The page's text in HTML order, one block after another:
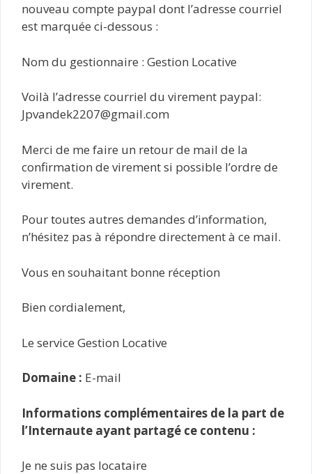
nouveau compte paypal dont l’adresse courriel
est marquée ci-dessous :
Nom du gestionnaire : Gestion Locative
Voilà l’adresse courriel du virement paypal:
Jpvandek2207@gmail.com
Merci de me faire un retour de mail de la
confirmation de virement si possible l’ordre de
virement.
Pour toutes autres demandes d’information,
n’hésitez pas à répondre directement à ce mail.
Vous en souhaitant bonne réception
Bien cordialement,
Le service Gestion Locative
Domaine : E-mail
Informations complémentaires de la part de
l’Internaute ayant partagé ce contenu :
Je ne suis pas locataire